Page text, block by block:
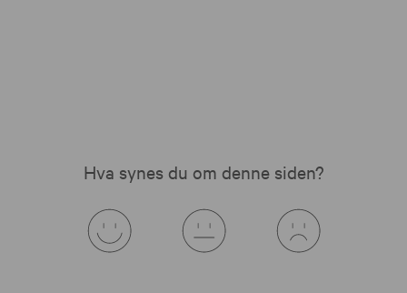
Hva synes du om denne siden?